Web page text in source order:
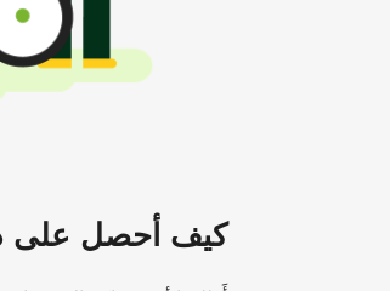
كيف أحصل على